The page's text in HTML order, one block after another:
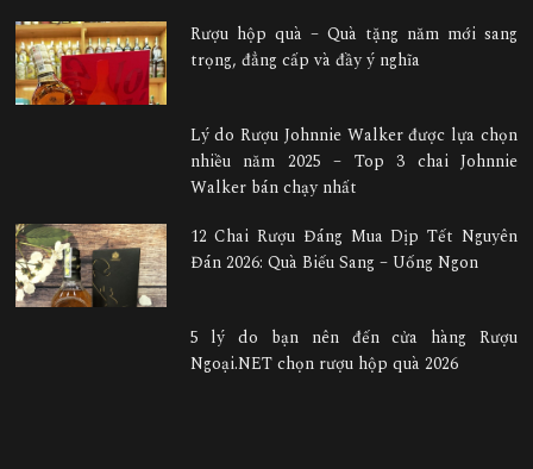
Rượu hộp quà – Quà tặng năm mới sang
trọng, đẳng cấp và đầy ý nghĩa
Lý do Rượu Johnnie Walker được lựa chọn
nhiều năm 2025 – Top 3 chai Johnnie
Walker bán chạy nhất
12 Chai Rượu Đáng Mua Dịp Tết Nguyên
Đán 2026: Quà Biếu Sang – Uống Ngon
5 lý do bạn nên đến cửa hàng Rượu
Ngoại.NET chọn rượu hộp quà 2026